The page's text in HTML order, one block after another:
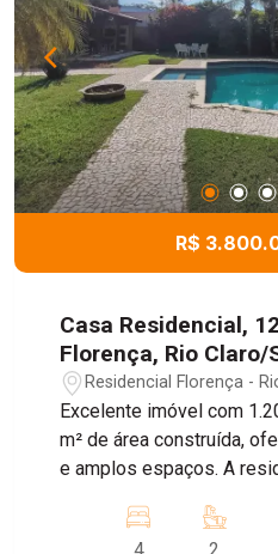
R$
Casa Residencial,
Florença, Rio Claro/
Residencial Florença -
Excelente imóvel com
m² de área construída,
e amplos espaços. A
sendo 2 suítes com